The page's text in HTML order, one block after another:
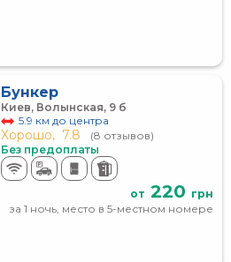
Бункер
Киев, Волынская, 9 б
5.9 км до центра
Хорошо, 7.8
(8 отзывов)
Без предоплаты
от 220 грн
за 1 ночь, место в 5-местном номере